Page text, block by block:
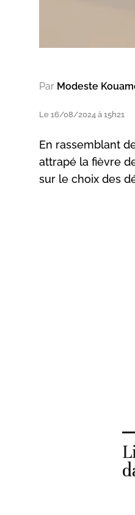
Par Modeste
Le 16/08/2024 à 15h21
En rassemblant
attrapé la fièvre
sur le choix des